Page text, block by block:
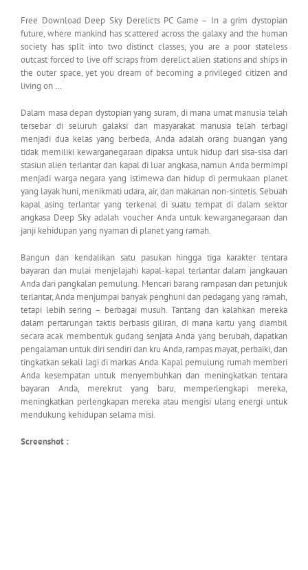
Free Download Deep Sky Derelicts PC Game – In a grim dystopian
future, where mankind has scattered across the galaxy and the human
society has split into two distinct classes, you are a poor stateless
outcast forced to live off scraps from derelict alien stations and ships in
the outer space, yet you dream of becoming a privileged citizen and
living on …
Dalam masa depan dystopian yang suram, di mana umat manusia telah
tersebar di seluruh galaksi dan masyarakat manusia telah terbagi
menjadi dua kelas yang berbeda, Anda adalah orang buangan yang
tidak memiliki kewarganegaraan dipaksa untuk hidup dari sisa-sisa dari
stasiun alien terlantar dan kapal di luar angkasa, namun Anda bermimpi
menjadi warga negara yang istimewa dan hidup di permukaan planet
yang layak huni, menikmati udara, air, dan makanan non-sintetis. Sebuah
kapal asing terlantar yang terkenal di suatu tempat di dalam sektor
angkasa Deep Sky adalah voucher Anda untuk kewarganegaraan dan
janji kehidupan yang nyaman di planet yang ramah.
Bangun dan kendalikan satu pasukan hingga tiga karakter tentara
bayaran dan mulai menjelajahi kapal-kapal terlantar dalam jangkauan
Anda dari pangkalan pemulung. Mencari barang rampasan dan petunjuk
terlantar, Anda menjumpai banyak penghuni dan pedagang yang ramah,
tetapi lebih sering – berbagai musuh. Tantang dan kalahkan mereka
dalam pertarungan taktis berbasis giliran, di mana kartu yang diambil
secara acak membentuk gudang senjata Anda yang berubah, dapatkan
pengalaman untuk diri sendiri dan kru Anda, rampas mayat, perbaiki, dan
tingkatkan sekali lagi di markas Anda. Kapal pemulung rumah memberi
Anda kesempatan untuk menyembuhkan dan meningkatkan tentara
bayaran Anda, merekrut yang baru, memperlengkapi mereka,
meningkatkan perlengkapan mereka atau mengisi ulang energi untuk
mendukung kehidupan selama misi.
Screenshot :